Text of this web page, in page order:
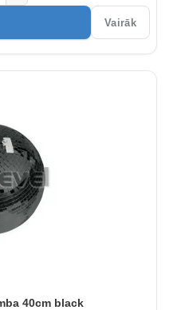
Vairāk
40cm black